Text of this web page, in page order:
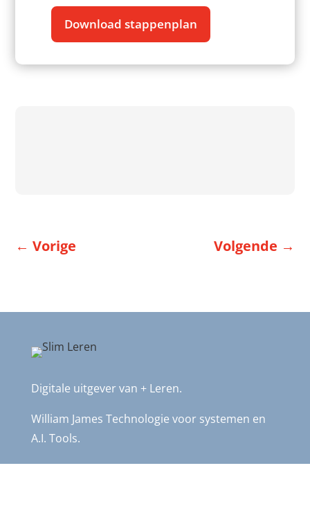
Download stappenplan
←Vorige Volgende →
Digitale uitgever van + Leren.
William James Technologie voor systemen en
A.I. Tools.